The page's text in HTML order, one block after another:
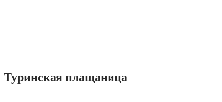
Туринская плащаница